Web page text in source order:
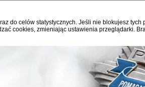
do celów statystycznych. Jeśli nie blokujesz tych
cookies, zmieniając ustawienia przeglądarki.